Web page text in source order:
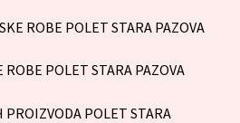
ROBE POLET STARA PAZOVA
POLET STARA PAZOVA
POLET STARA